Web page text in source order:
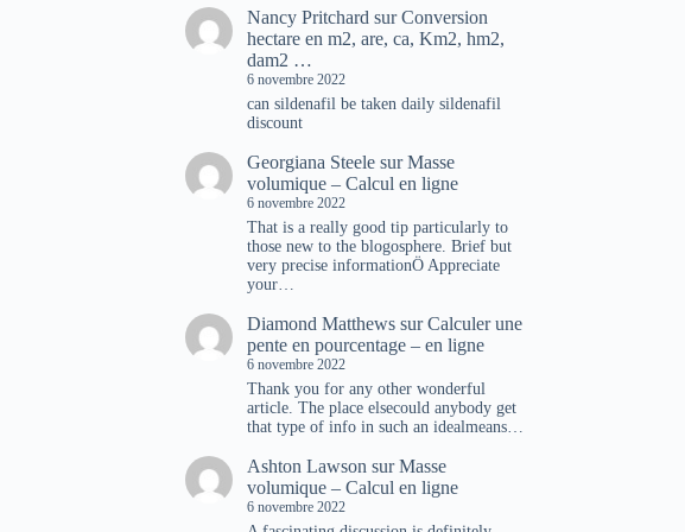
Nancy Pritchard surConversion
hectare en m2, are, ca, Km2, hm2,
dam2 …
6 novembre 2022
can sildenafil be taken daily sildenafil
discount
Georgiana Steele surMasse
volumique – Calcul en ligne
6 novembre 2022
That is a really good tip particularly to
those new to the blogosphere. Brief but
very precise informationÖ Appreciate
your…
Diamond Matthews surCalculer une
pente en pourcentage – en ligne
6 novembre 2022
Thank you for any other wonderful
article. The place elsecould anybody get
that type of info in such an idealmeans…
Ashton Lawson surMasse
volumique – Calcul en ligne
6 novembre 2022